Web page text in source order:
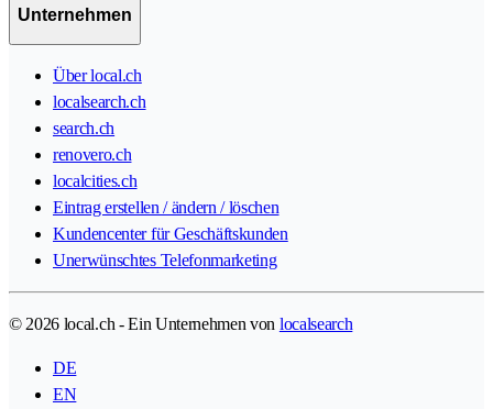
Unternehmen
Über local.ch
localsearch.ch
search.ch
renovero.ch
localcities.ch
Eintrag erstellen / ändern / löschen
Kundencenter für Geschäftskunden
Unerwünschtes Telefonmarketing
© 2026 local.ch - Ein Unternehmen von localsearch
DE
EN